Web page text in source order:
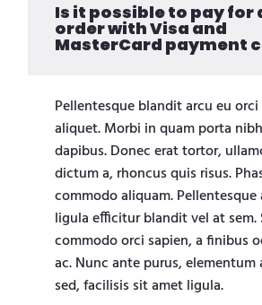
Is it possible to pay for
order with Visa and
MasterCard payment
Pellentesque blandit arcu eu
aliquet. Morbi in quam porta
dapibus. Donec erat tortor,
dictum a, rhoncus quis risus.
commodo aliquam. Pellentesque
ligula efficitur blandit vel at sem.
commodo orci sapien, a finibus
ac. Nunc ante purus, elementum
sed, facilisis sit amet ligula.